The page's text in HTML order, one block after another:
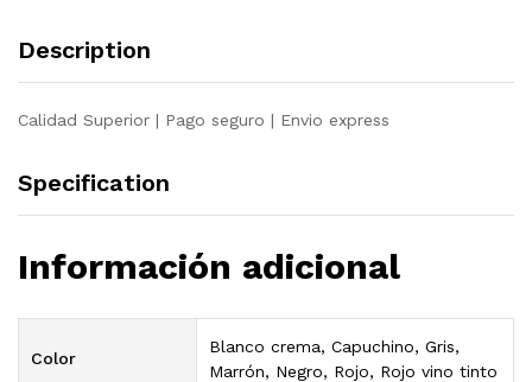
Description
Calidad Superior | Pago seguro | Envio express
Specification
Información adicional
Color
Blanco crema, Capuchino, Gris,
Marrón, Negro, Rojo, Rojo vino tinto